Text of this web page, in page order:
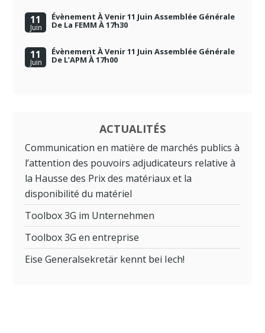
11
Juin
Évènement À Venir 11 Juin Assemblée Générale
De La FEMM À 17h30
11
Juin
Évènement À Venir 11 Juin Assemblée Générale
De L’APM À 17h00
ACTUALITÉS
Communication en matière de marchés publics à
l’attention des pouvoirs adjudicateurs relative à
la Hausse des Prix des matériaux et la
disponibilité du matériel
Toolbox 3G im Unternehmen
Toolbox 3G en entreprise
Eise Generalsekretär kennt bei Iech!